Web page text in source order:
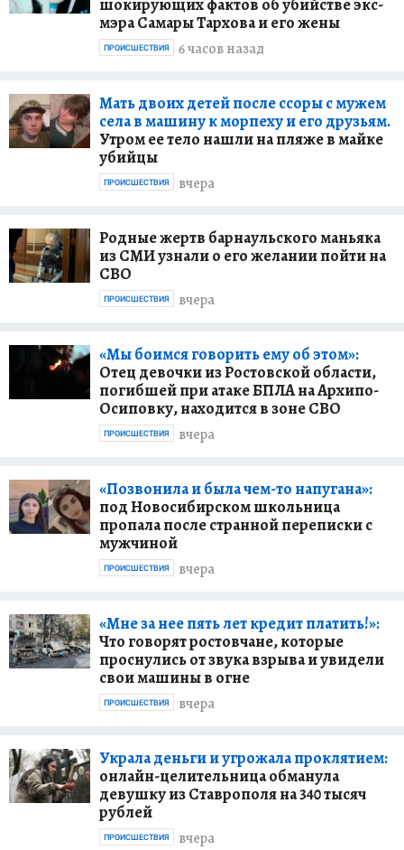
мэра Самары Тархова и его жены
6 часов назад
ПРОИСШЕСТВИЯ
Мать двоих детей после ссоры с мужем
села в машину к морпеху и его друзьям.
Утром ее тело нашли на пляже в майке
убийцы
вчера
ПРОИСШЕСТВИЯ
Родные жертв барнаульского маньяка
из СМИ узнали о его желании пойти на
СВО
вчера
ПРОИСШЕСТВИЯ
«Мы боимся говорить ему об этом»:
Отец девочки из Ростовской области,
погибшей при атаке БПЛА на Архипо-
Осиповку, находится в зоне СВО
вчера
ПРОИСШЕСТВИЯ
«Позвонила и была чем-то напугана»:
под Новосибирском школьница
пропала после странной переписки с
мужчиной
вчера
ПРОИСШЕСТВИЯ
«Мне за нее пять лет кредит платить!»:
Что говорят ростовчане, которые
проснулись от звука взрыва и увидели
свои машины в огне
вчера
ПРОИСШЕСТВИЯ
Украла деньги и угрожала проклятием:
онлайн-целительница обманула
девушку из Ставрополя на 340 тысяч
рублей
вчера
ПРОИСШЕСТВИЯ